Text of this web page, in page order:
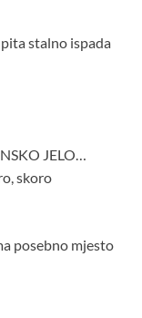
stalno ispada
JELO…
skoro
posebno mjesto